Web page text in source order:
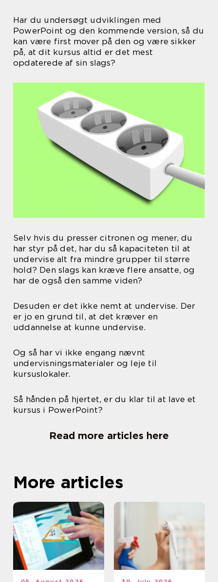
Har du undersøgt udviklingen med
PowerPoint og den kommende version, så du
kan være first mover på den og være sikker
på, at dit kursus altid er det mest
opdaterede af sin slags?
Selv hvis du presser citronen og mener, du
har styr på det, har du så kapaciteten til at
undervise alt fra mindre grupper til større
hold? Den slags kan kræve flere ansatte, og
har de også den samme viden?
Desuden er det ikke nemt at undervise. Der
er jo en grund til, at det kræver en
uddannelse at kunne undervise.
Og så har vi ikke engang nævnt
undervisningsmaterialer og leje til
kursuslokaler.
Så hånden på hjertet, er du klar til at lave et
kursus i PowerPoint?
Read more articles here
More articles